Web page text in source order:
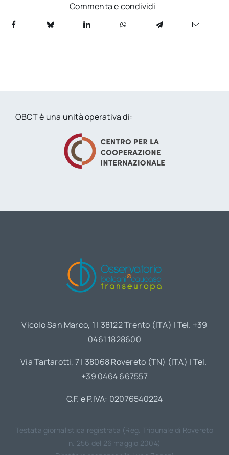
Commenta e condividi
OBCT è una unità operativa di:
Vicolo San Marco, 1 | 38122 Trento (ITA) | Tel. +39
0461 1828600
Via Tartarotti, 7 | 38068 Rovereto (TN) (ITA) | Tel.
+39 0464 667557
C.F. e P.IVA: 02076540224
Testata giornalistica registrata (Reg. Tribunale di Rovereto
n. 256 del 26 maggio 2004)